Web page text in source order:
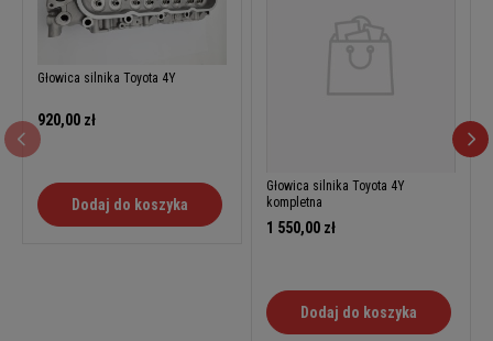
Głowica silnika Toyota 4Y
920,00 zł
Dodaj do koszyka
Głowica silnika Toyota 4Y
kompletna
1 550,00 zł
Dodaj do koszyka